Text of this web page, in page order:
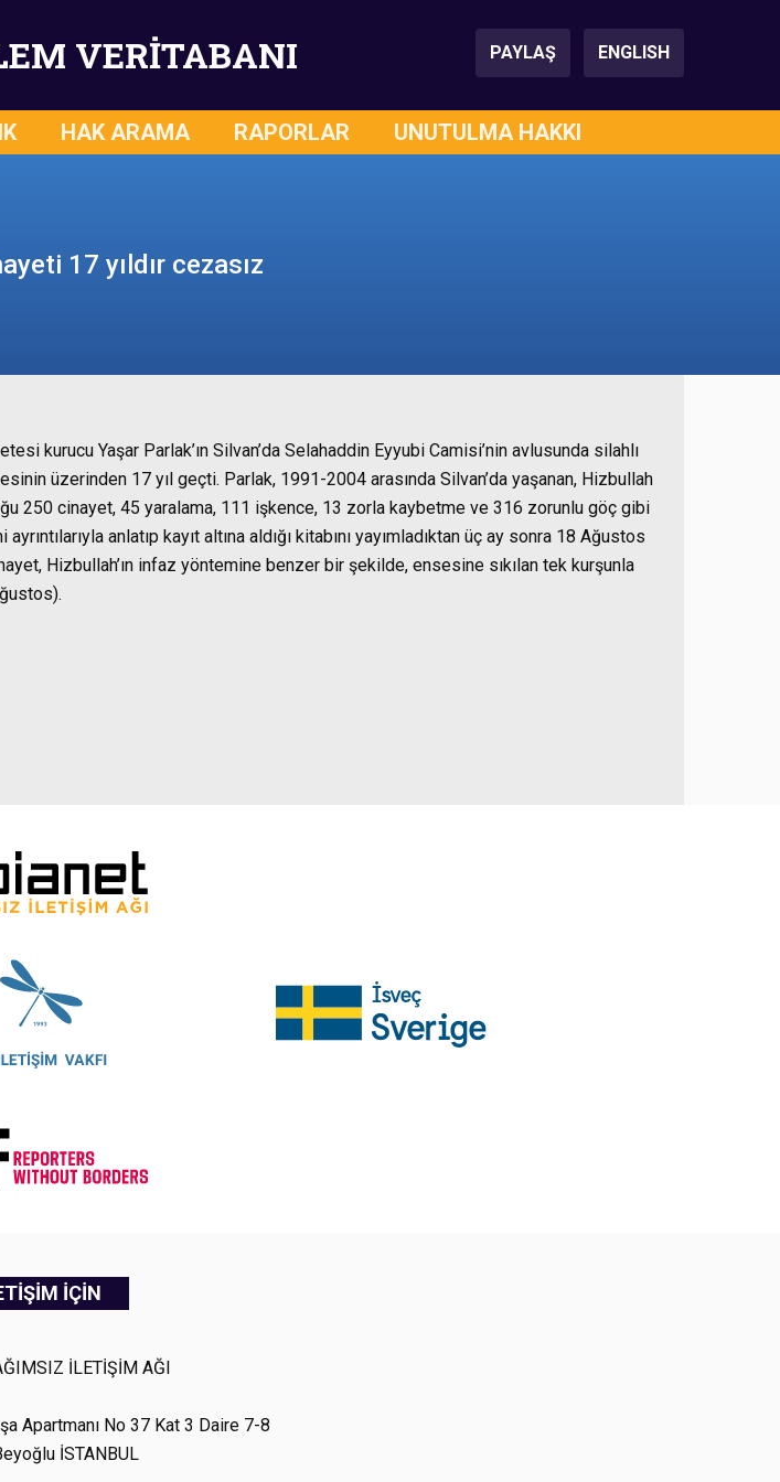
VERİTABANI PAYLAŞ ENGLISH
HAK ARAMA RAPORLAR UNUTULMA HAKKI
17 yıldır cezasız
kurucu Yaşar Parlak’ın Silvan’da Selahaddin Eyyubi Camisi’nin avlusunda silahlı
üzerinden 17 yıl geçti. Parlak, 1991-2004 arasında Silvan’da yaşanan, Hizbullah
250 cinayet, 45 yaralama, 111 işkence, 13 zorla kaybetme ve 316 zorunlu göç gibi
anlatıp kayıt altına aldığı kitabını yayımladıktan üç ay sonra 18 Ağustos
Hizbullah’ın infaz yöntemine benzer bir şekilde, ensesine sıkılan tek kurşunla
İÇİN
İLETİŞİM AĞI
Apartmanı No 37 Kat 3 Daire 7-8
İSTANBUL